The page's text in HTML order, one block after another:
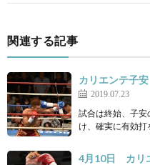
関連する記事
カリエンテ子
2019.07.23
試合は終始、子
け、確実に有効
4月10日 カリ